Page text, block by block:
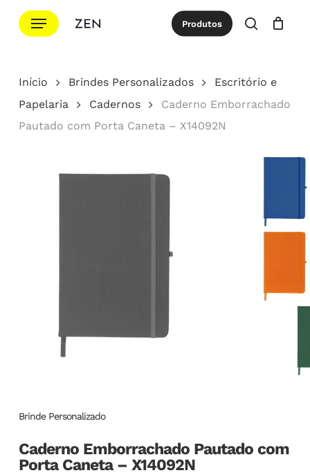
para
principal
Menu Produtos
procurar
Cotação Close
Início Brindes Personalizados
Escritório e
Papelaria
Cadernos
Caderno Emborrachado
Pautado com Porta Caneta – X14092N
Brinde Personalizado
Caderno Emborrachado Pautado com
Porta Caneta – X14092N